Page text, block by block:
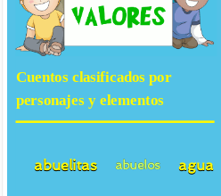
Cuentos clasificados por
personajes y elementos
abuelitas abuelos agua